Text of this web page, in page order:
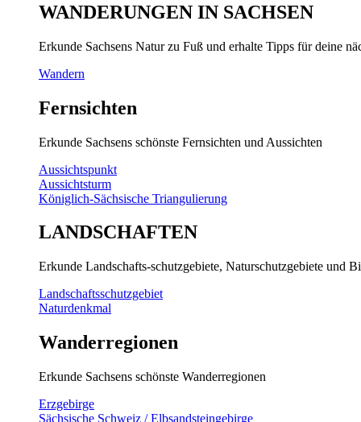
WANDERUNGEN IN SACHSEN
Erkunde Sachsens Natur zu Fuß und erhalte Tipps für deine
Wandern
Fernsichten
Erkunde Sachsens schönste Fernsichten und Aussichten
Aussichtspunkt
Aussichtsturm
Königlich-Sächsische Triangulierung
LANDSCHAFTEN
Erkunde Landschafts-schutzgebiete, Naturschutzgebiete und
Landschaftsschutzgebiet
Naturdenkmal
Wanderregionen
Erkunde Sachsens schönste Wanderregionen
Erzgebirge
Sächsische Schweiz / Elbsandsteingebirge